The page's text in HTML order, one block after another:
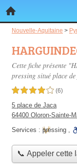
Nouvelle-Aquitaine >
Cette fiche présente
pressing situé place
4,0 étoiles sur 5 (6)
5 place de Jaca
64400 Oloron-Sainte-
Services : pressing ,
📞 Appeler cette